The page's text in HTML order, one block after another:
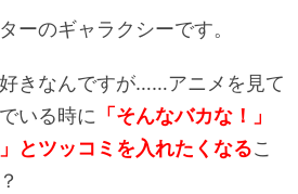
のギャラクシーです。
きなんですが……アニメを見て
いる時に 「そんなバカな！」
とツッコミを入れたくなるこ